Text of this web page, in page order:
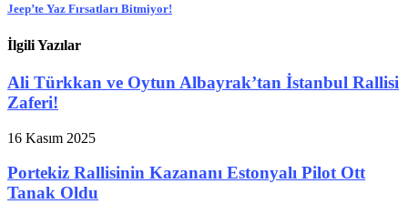
Jeep’te Yaz Fırsatları Bitmiyor!
İlgili Yazılar
Ali Türkkan ve Oytun Albayrak’tan İstanbul Rallisi
Zaferi!
16 Kasım 2025
Portekiz Rallisinin Kazananı Estonyalı Pilot Ott
Tanak Oldu